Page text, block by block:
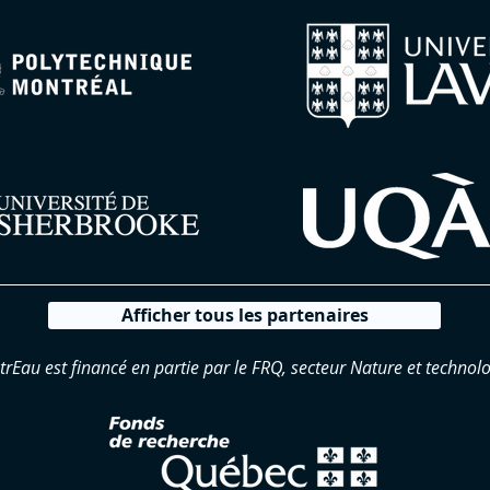
Afficher tous les partenaires
est financé en partie par le FRQ, secteur Nature et